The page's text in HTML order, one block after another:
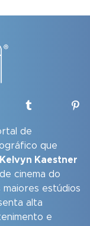
de
que
Kelvyn Kaestner
cinema do
maiores estúdios
alta
e